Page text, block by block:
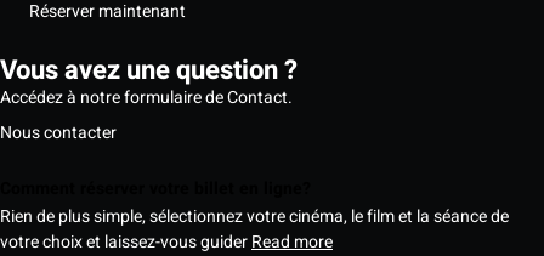
Réserver maintenant
Vous avez une question ?
Accédez à notre formulaire de Contact.
Nous contacter
Rien de plus simple, sélectionnez votre cinéma, le film et la séance de
votre choix et laissez-vous guiderRead more